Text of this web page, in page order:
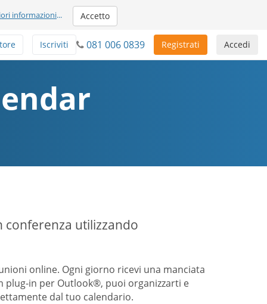
informazioni... Accetto
Accedi
Registrati
081 006 0839
Iscriviti
conferenza utilizzando
online. Ogni giorno ricevi una manciata
plug-in per Outlook®, puoi organizzarti e
dal tuo calendario.